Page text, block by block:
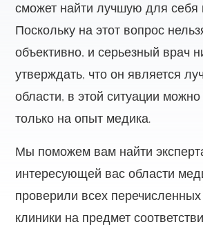
сможет найти лучшую для себя
Поскольку на этот вопрос
объективно, и серьезный врач
утверждать, что он является
области, в этой ситуации можно
только на опыт медика.
Мы поможем вам найти
интересующей вас области
проверили всех
клиники на предмет